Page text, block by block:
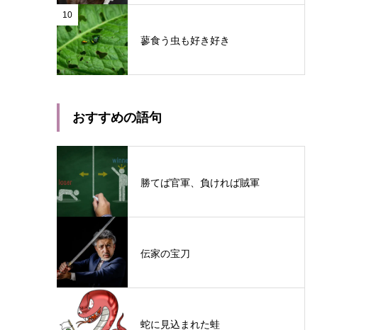
10
蓼食う虫も好き好き
おすすめの語句
勝てば官軍、負ければ賊軍
伝家の宝刀
蛇に見込まれた蛙